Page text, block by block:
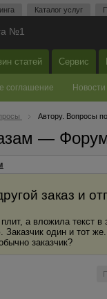
Каталог услуг
№1
статей Сервис
соглашение Новости
Автору. Вопросы
—
заказ и
а вложила текст
Заказчик один и тот
заказчик?